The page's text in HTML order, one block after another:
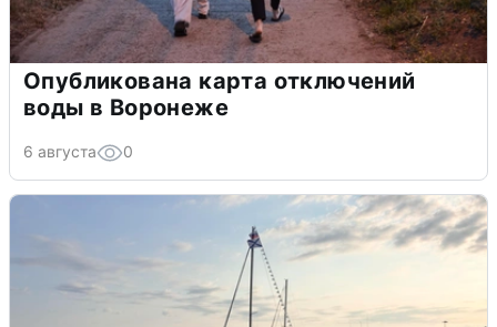
Опубликована карта отключений
воды в Воронеже
6 августа 0